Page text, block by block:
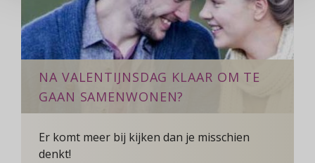
NA VALENTIJNSDAG KLAAR OM TE
GAAN SAMENWONEN?
Er komt meer bij kijken dan je misschien
denkt!